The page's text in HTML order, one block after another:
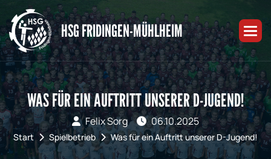
HSG FRIDINGEN-MÜHLHEIM
WAS FÜR EIN AUFTRITT UNSERER D-JUGEND!
Felix Sorg 06.10.2025
Start Spielbetrieb Was für ein Auftritt unserer D-Jugend!